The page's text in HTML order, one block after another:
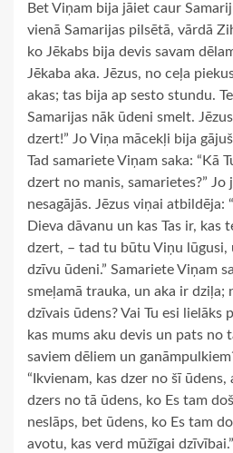
Bet Viņam bija jāiet caur
vienā Samarijas pilsētā, vārdā
ko Jēkabs bija devis savam
Jēkaba aka. Jēzus, no ceļa
akas; tas bija ap sesto stundu.
Samarijas nāk ūdeni smelt.
dzert!” Jo Viņa mācekļi bija
Tad samariete Viņam saka: “Kā
dzert no manis, samarietes?” Jo
nesagājās. Jēzus viņai atbildēja:
Dieva dāvanu un kas Tas ir, kas
dzert, – tad tu būtu Viņu lūgusi,
dzīvu ūdeni.” Samariete Viņam
smeļamā trauka, un aka ir dziļa;
dzīvais ūdens? Vai Tu esi lielāks
kas mums aku devis un pats no
saviem dēliem un
“Ikvienam, kas dzer no šī ūdens,
dzers no tā ūdens, ko Es tam
neslāps, bet ūdens, ko Es tam
avotu, kas verd mūžīgai